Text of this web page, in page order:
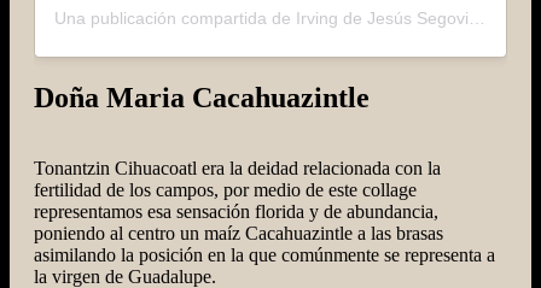
Doña Maria Cacahuazintle
Tonantzin Cihuacoatl era la deidad relacionada con la
fertilidad de los campos, por medio de este collage
representamos esa sensación florida y de abundancia,
poniendo al centro un maíz Cacahuazintle a las brasas
asimilando la posición en la que comúnmente se representa a
la virgen de Guadalupe.